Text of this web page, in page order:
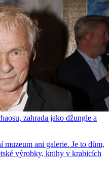
zahrada jako džungle a
ani galerie. Je to dům,
výrobky, knihy v krabicích